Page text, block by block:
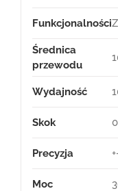
Funkcjonalności
Średnica
przewodu
Wydajność
Skok
Precyzja
Moc